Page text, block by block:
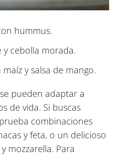
hummus.
cebolla morada.
y salsa de mango.
pueden adaptar a
de vida. Si buscas
combinaciones
y feta, o un delicioso
mozzarella. Para